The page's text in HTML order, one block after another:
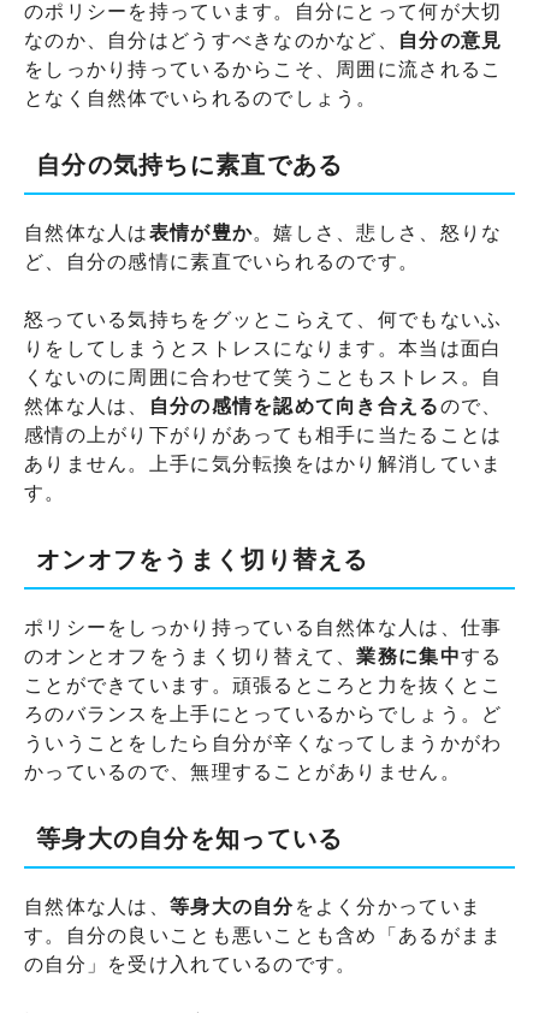
のポリシーを持っています。自分にとって何が大切
なのか、自分はどうすべきなのかなど、
自分の意見
をしっかり持っているからこそ、周囲に流されるこ
となく自然体でいられるのでしょう。
自分の気持ちに素直である
自然体な人は表情が豊か。嬉しさ、悲しさ、怒りな
ど、自分の感情に素直でいられるのです。
怒っている気持ちをグッとこらえて、何でもないふ
りをしてしまうとストレスになります。本当は面白
くないのに周囲に合わせて笑うこともストレス。自
然体な人は、
自分の感情を認めて向き合えるので、
感情の上がり下がりがあっても相手に当たることは
ありません。上手に気分転換をはかり解消していま
す。
オンオフをうまく切り替える
ポリシーをしっかり持っている自然体な人は、仕事
のオンとオフをうまく切り替えて、業務に集中する
ことができています。頑張るところと力を抜くとこ
ろのバランスを上手にとっているからでしょう。ど
ういうことをしたら自分が辛くなってしまうかがわ
かっているので、無理することがありません。
等身大の自分を知っている
自然体な人は、 等身大の自分をよく分かっていま
す。自分の良いことも悪いことも含め「あるがまま
の自分」を受け入れているのです。